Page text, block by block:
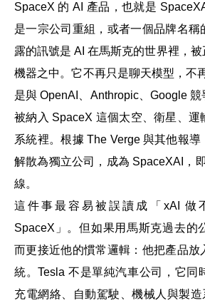
SpaceX 的 AI 產品，也就是
是一宗公司重組，或者一個品牌名稱
露的訊號是 AI 在馬斯克的世界裡，
機器之中。它不再只是聊天模型，不
是與 OpenAI、Anthropic、Google
被納入 SpaceX 這個太空、衛星、運
系統裡。根據 The Verge 與其他報
解散為獨立公司，成為 SpaceXAI，
線。
這件事最容易被誤讀成「xAI 做
SpaceX」。但如果用馬斯克過去的
而更接近他的慣常邏輯：他把產品放
統。Tesla 不是單純汽車公司，它同
充電網絡、自動駕駛、機械人與製